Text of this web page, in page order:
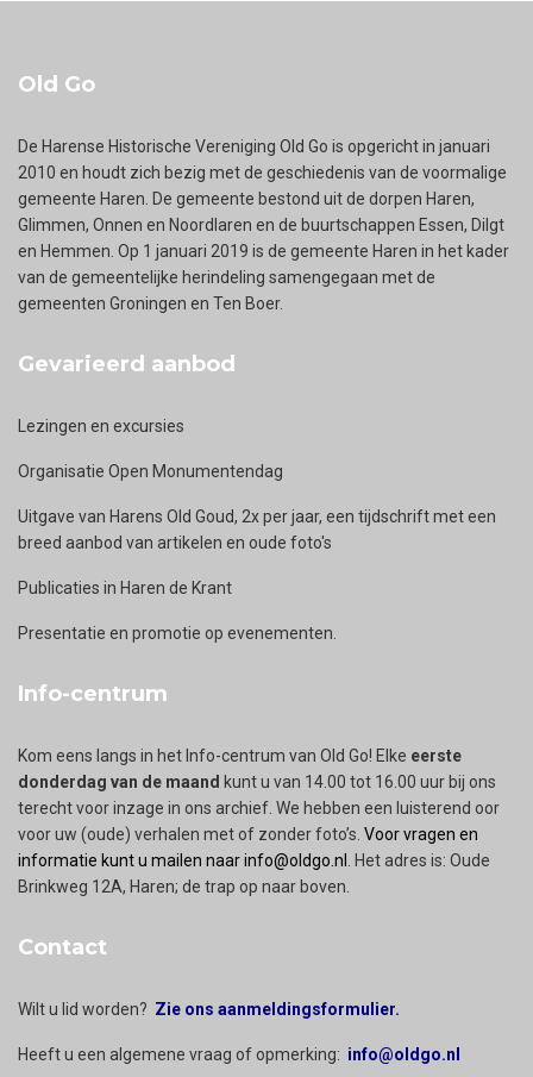
Old Go
De Harense Historische Vereniging Old Go is opgericht in januari
2010 en houdt zich bezig met de geschiedenis van de voormalige
gemeente Haren. De gemeente bestond uit de dorpen Haren,
Glimmen, Onnen en Noordlaren en de buurtschappen Essen, Dilgt
en Hemmen. Op 1 januari 2019 is de gemeente Haren in het kader
van de gemeentelijke herindeling samengegaan met de
gemeenten Groningen en Ten Boer.
Gevarieerd aanbod
Lezingen en excursies
Organisatie Open Monumentendag
Uitgave van Harens Old Goud, 2x per jaar, een tijdschrift met een
breed aanbod van artikelen en oude foto's
Publicaties in Haren de Krant
Presentatie en promotie op evenementen.
Info-centrum
Kom eens langs in het Info-centrum van Old Go! Elke eerste
donderdag van de maand kunt u van 14.00 tot 16.00 uur bij ons
terecht voor inzage in ons archief. We hebben een luisterend oor
voor uw (oude) verhalen met of zonder foto’s. Voor vragen en
informatie kunt u mailen naar info@oldgo.nl . Het adres is: Oude
Brinkweg 12A, Haren; de trap op naar boven.
Contact
Wilt u lid worden? Zie ons aanmeldingsformulier.
Heeft u een algemene vraag of opmerking: info@oldgo.nl